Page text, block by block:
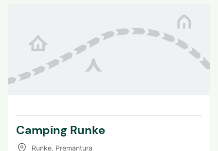
Camping Runke
Runke, Premantura